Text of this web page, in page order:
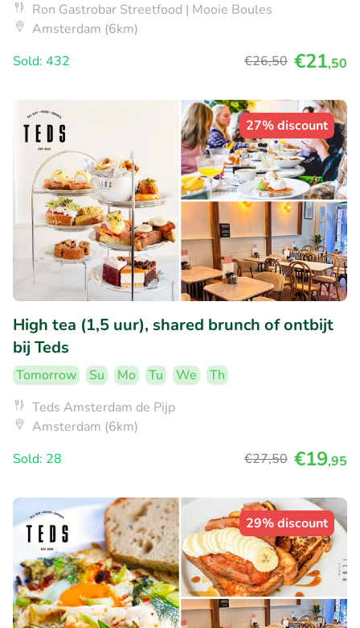
Ron Gastrobar Streetfood | Mooie Boules
Amsterdam (6km)
Sold: 432
€26,50 €21,50
27% discount
High tea (1,5 uur), shared brunch of ontbijt
bij Teds
Tomorrow Su Mo Tu We
Th
Teds Amsterdam de Pijp
Amsterdam (6km)
Sold: 28
€27,50 €19,95
29% discount